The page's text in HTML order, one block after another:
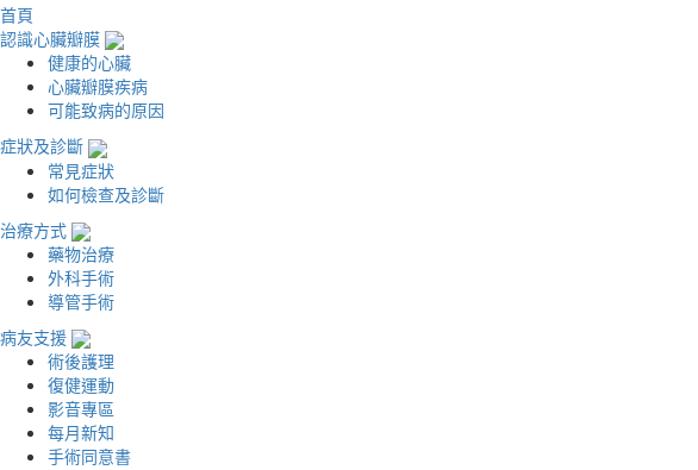
首頁
認識心臟瓣膜
健康的心臟
心臟瓣膜疾病
可能致病的原因
症狀及診斷
常見症狀
如何檢查及診斷
治療方式
藥物治療
外科手術
導管手術
病友支援
術後護理
復健運動
影音專區
每月新知
手術同意書